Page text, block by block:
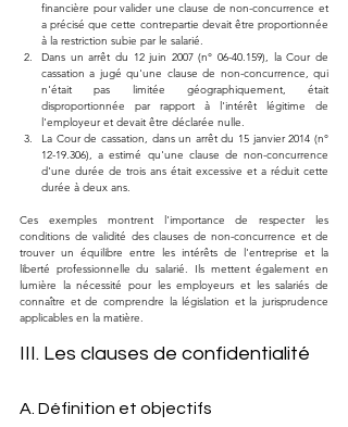
financière pour valider une clause de non-concurrence et
a précisé que cette contrepartie devait être proportionnée
à la restriction subie par le salarié.
Dans un arrêt du 12 juin 2007 (n° 06-40.159), la Cour de
cassation a jugé qu'une clause de non-concurrence, qui
n'était pas limitée géographiquement, était
disproportionnée par rapport à l'intérêt légitime de
l'employeur et devait être déclarée nulle.
La Cour de cassation, dans un arrêt du 15 janvier 2014 (n°
12-19.306), a estimé qu'une clause de non-concurrence
d'une durée de trois ans était excessive et a réduit cette
durée à deux ans.
Ces exemples montrent l'importance de respecter les
conditions de validité des clauses de non-concurrence et de
trouver un équilibre entre les intérêts de l'entreprise et la
liberté professionnelle du salarié. Ils mettent également en
lumière la nécessité pour les employeurs et les salariés de
connaître et de comprendre la législation et la jurisprudence
applicables en la matière.
III. Les clauses de confidentialité
A. Définition et objectifs